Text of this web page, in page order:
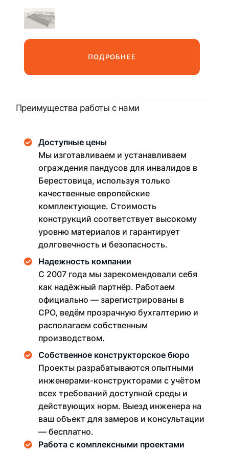
ПОДРОБНЕЕ
Преимущества работы с нами
Доступные цены
Мы изготавливаем и устанавливаем
ограждения пандусов для инвалидов в
Берестовица, используя только
качественные европейские
комплектующие. Стоимость
конструкций соответствует высокому
уровню материалов и гарантирует
долговечность и безопасность.
Надежность компании
С 2007 года мы зарекомендовали себя
как надёжный партнёр. Работаем
официально — зарегистрированы в
СРО, ведём прозрачную бухгалтерию и
располагаем собственным
производством.
Собственное конструкторское бюро
Проекты разрабатываются опытными
инженерами-конструкторами с учётом
всех требований доступной среды и
действующих норм. Выезд инженера на
ваш объект для замеров и консультации
— бесплатно.
Работа с комплексными проектами